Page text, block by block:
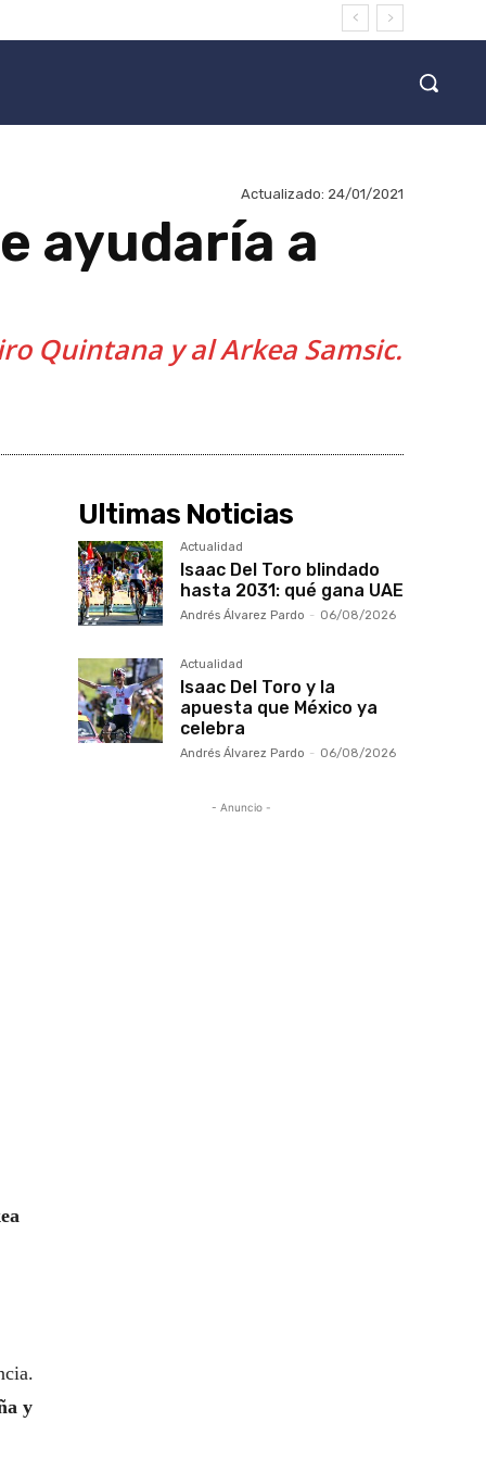
Actualizado: 24/01/2021
ayudaría a
Quintana y al Arkea Samsic.
y
Ultimas Noticias
Actualidad
Isaac Del Toro blindado
hasta 2031: qué gana UAE
Andrés Álvarez Pardo - 06/08/2026
Actualidad
Isaac Del Toro y la
apuesta que México ya
celebra
Andrés Álvarez Pardo - 06/08/2026
- Anuncio -